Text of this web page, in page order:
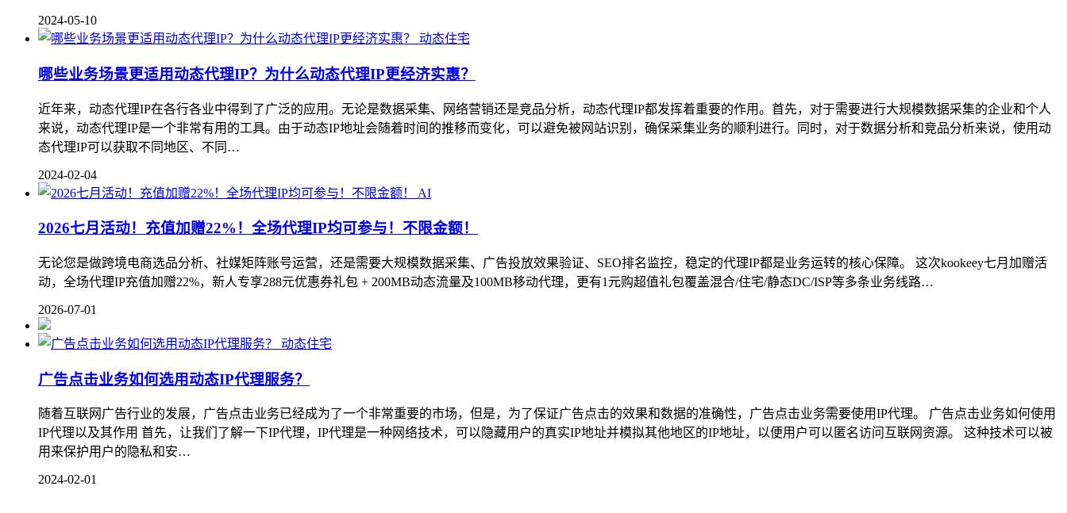
2024-05-10
动态住宅
哪些业务场景更适用动态代理IP？为什么动态代理IP更经济实惠？
近年来，动态代理IP在各行各业中得到了广泛的应用。无论是数据采集、网络营销还是竞品分析，动态代理IP都发挥着重要的作用。首先，对于需要进行大规模数据采集的企业和个人
来说，动态代理IP是一个非常有用的工具。由于动态IP地址会随着时间的推移而变化，可以避免被网站识别，确保采集业务的顺利进行。同时，对于数据分析和竞品分析来说，使用动
态代理IP可以获取不同地区、不同…
2024-02-04
AI
2026七月活动！充值加赠22%！全场代理IP均可参与！不限金额！
无论您是做跨境电商选品分析、社媒矩阵账号运营，还是需要大规模数据采集、广告投放效果验证、SEO排名监控，稳定的代理IP都是业务运转的核心保障。 这次kookeey七月加赠活
动，全场代理IP充值加赠22%，新人专享288元优惠券礼包 + 200MB动态流量及100MB移动代理，更有1元购超值礼包覆盖混合/住宅/静态DC/ISP等多条业务线路…
2026-07-01
动态住宅
广告点击业务如何选用动态IP代理服务？
随着互联网广告行业的发展，广告点击业务已经成为了一个非常重要的市场，但是，为了保证广告点击的效果和数据的准确性，广告点击业务需要使用IP代理。 广告点击业务如何使用
IP代理以及其作用 首先，让我们了解一下IP代理，IP代理是一种网络技术，可以隐藏用户的真实IP地址并模拟其他地区的IP地址，以便用户可以匿名访问互联网资源。 这种技术可以被
用来保护用户的隐私和安…
2024-02-01